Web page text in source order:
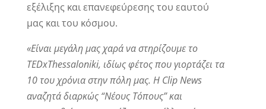
εξέλιξης και επανεφεύρεσης του εαυτού
μας και του κόσμου.
«Είναι μεγάλη μας χαρά να στηρίζουμε το
TEDxThessaloniki, ιδίως φέτος που γιορτάζει τα
10 του χρόνια στην πόλη μας. Η ClipNews
αναζητά διαρκώς “Νέους Τόπους” και